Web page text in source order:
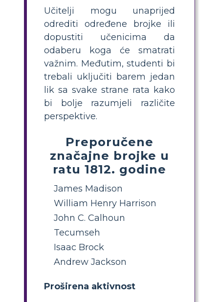
Učitelji mogu unaprijed
odrediti određene brojke ili
dopustiti učenicima da
odaberu koga će smatrati
važnim. Međutim, studenti bi
trebali uključiti barem jedan
lik sa svake strane rata kako
bi bolje razumjeli različite
perspektive.
Preporučene
značajne brojke u
ratu 1812. godine
James Madison
William Henry Harrison
John C. Calhoun
Tecumseh
Isaac Brock
Andrew Jackson
Proširena aktivnost